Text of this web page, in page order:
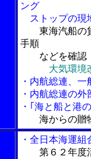
ング
ストップの現
東海汽船の
手順
などを確認
大気環境
・内航総連、
・内航総連の
・｢海と船と港
海からの
・全日本海運
第６２年度